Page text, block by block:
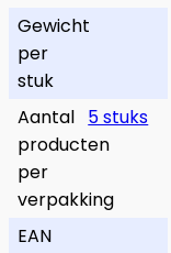
Gewicht
per
stuk
Aantal
producten
per
verpakking
5 stuks
EAN